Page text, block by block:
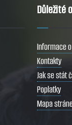
Důležité
Informace
Kontakty
Jak se stát
Poplatky
Mapa